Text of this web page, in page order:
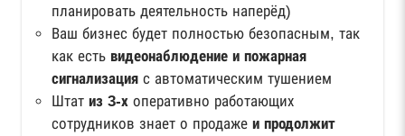
планировать деятельность наперёд)
Ваш бизнес будет полностью безопасным, так
как есть видеонаблюдение и пожарная
сигнализация с автоматическим тушением
Штат из 3-х оперативно работающих
сотрудников знает о продаже и продолжит